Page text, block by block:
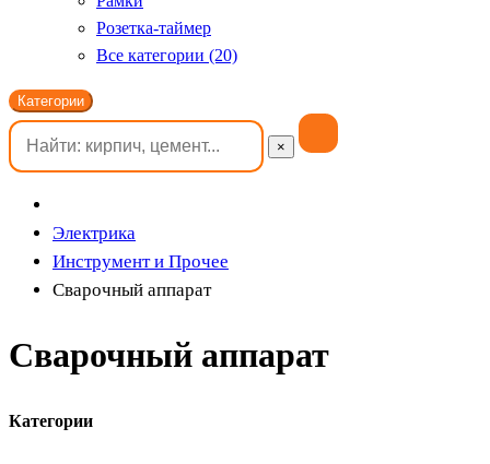
Розетка-таймер
Все категории (20)
Категории
×
Электрика
Инструмент и Прочее
Сварочный аппарат
Сварочный аппарат
Категории